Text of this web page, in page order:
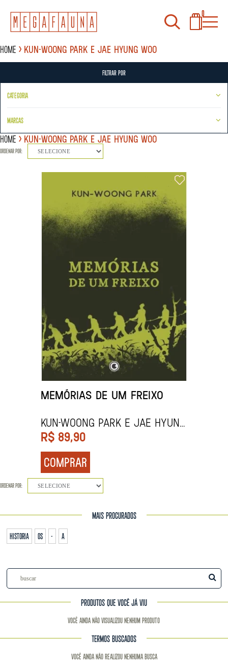
0
Home Kun-woong Park e Jae Hyung Woo
FILTRAR POR
CATEGORIA
MARCAS
Home Kun-woong Park e Jae Hyung Woo
ORDENAR POR: SELECIONE
MEMÓRIAS DE UM FREIXO
Kun-woong Park e Jae Hyung
Woo
R$ 89,90
COMPRAR
ORDENAR POR: SELECIONE
MAIS PROCURADOS
historia os - a
PRODUTOS QUE VOCÊ JÁ VIU
Você ainda não visualizou nenhum produto
TERMOS BUSCADOS
Você ainda não realizou nenhuma busca